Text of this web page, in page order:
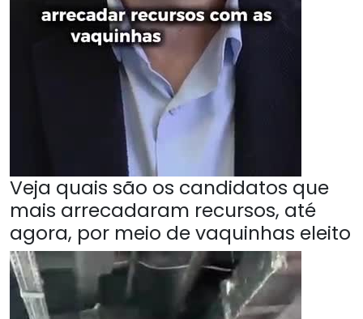
Veja quais são os candidatos que
mais arrecadaram recursos, até
agora, por meio de vaquinhas eleito